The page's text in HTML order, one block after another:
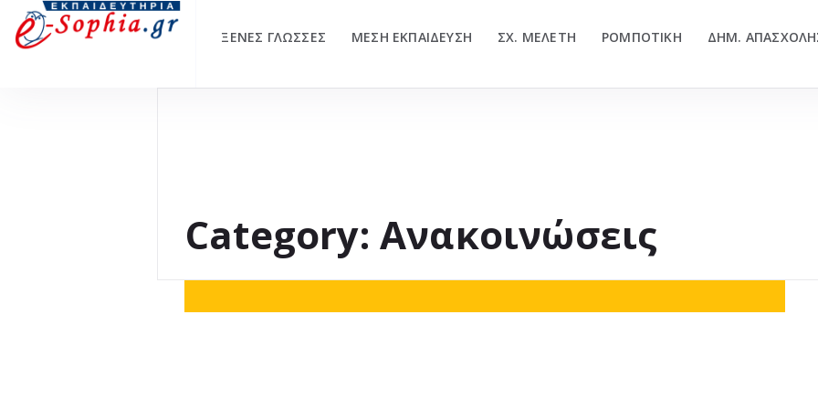
ΞΕΝΕΣ ΓΛΩΣΣΕΣ ΜΕΣΗ ΕΚΠΑΙΔΕΥΣΗ ΣΧ. ΜΕΛΕΤΗ ΡΟΜΠΟΤΙΚΗ ΔΗΜ.
Category: Ανακοινώσεις